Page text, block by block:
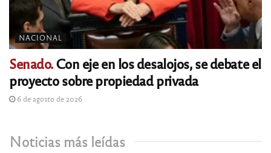
NACIONAL
Senado.Con eje en los desalojos, se debate el
proyecto sobre propiedad privada
6 de agosto de 2026
Noticias más leídas